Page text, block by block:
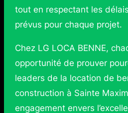
tout en respectant les
prévus pour chaque projet.
Chez LG LOCA BENNE,
opportunité de prouver
leaders de la location de
construction à Sainte
engagement envers